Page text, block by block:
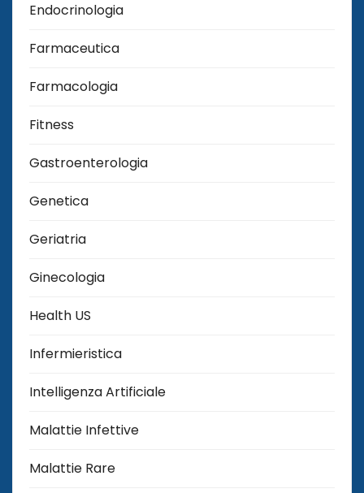
Endocrinologia
Farmaceutica
Farmacologia
Fitness
Gastroenterologia
Genetica
Geriatria
Ginecologia
Health US
Infermieristica
Intelligenza Artificiale
Malattie Infettive
Malattie Rare